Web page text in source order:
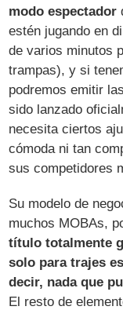
modo espectador
estén jugando en
de varios minutos
trampas), y si
podremos emitir
sido lanzado
necesita ciertos
cómoda ni tan
sus competidores
Su modelo de
muchos MOBAs,
título totalmente
solo para trajes
decir, nada que
El resto de